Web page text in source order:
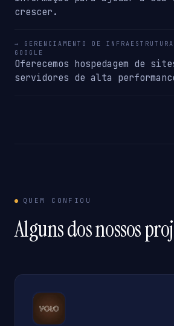
crescer.
→ GERENCIAMENTO DE
GOOGLE
Oferecemos hospedagem de
servidores de alta
QUEM CONFIOU
Alguns dos nossos